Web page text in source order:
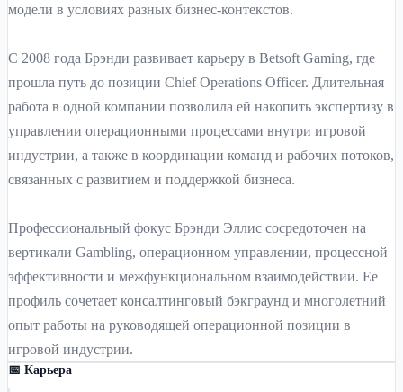
модели в условиях разных бизнес-контекстов.
С 2008 года Брэнди развивает карьеру в Betsoft Gaming, где
прошла путь до позиции Chief Operations Officer. Длительная
работа в одной компании позволила ей накопить экспертизу в
управлении операционными процессами внутри игровой
индустрии, а также в координации команд и рабочих потоков,
связанных с развитием и поддержкой бизнеса.
Профессиональный фокус Брэнди Эллис сосредоточен на
вертикали Gambling, операционном управлении, процессной
эффективности и межфункциональном взаимодействии. Ее
профиль сочетает консалтинговый бэкграунд и многолетний
опыт работы на руководящей операционной позиции в
игровой индустрии.
📅 Карьера